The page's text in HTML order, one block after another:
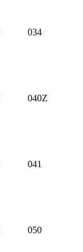
034
040Z
041
050